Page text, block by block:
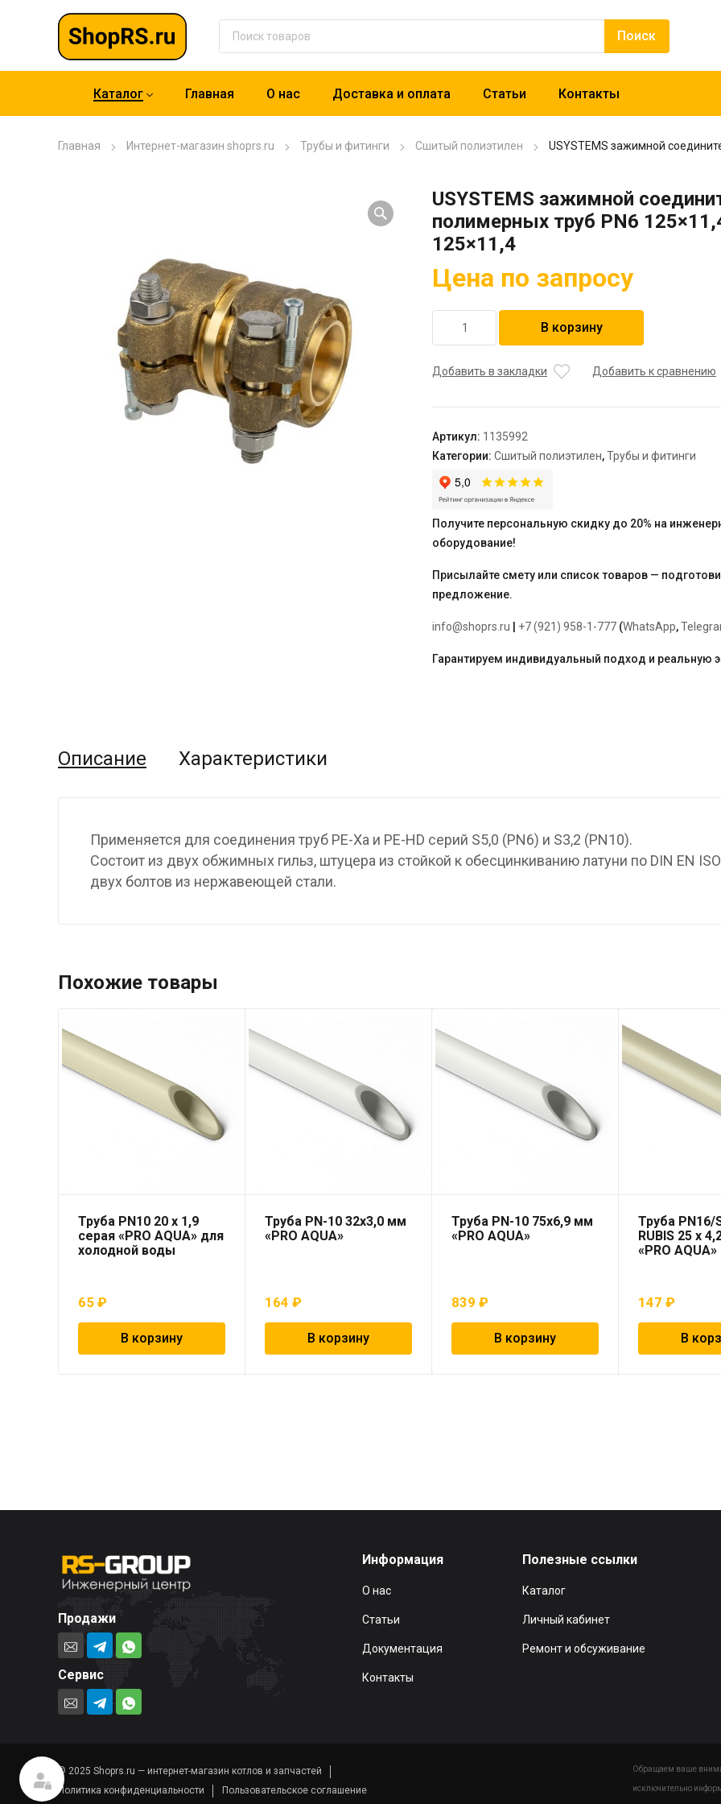
Каталог Главная О нас Доставка и оплата Статьи Контакты
Главная Интернет-магазин shoprs.ru Трубы и фитинги Сшитый полиэтилен USYSTEMS зажимной
USYSTEMS зажимной
полимерных труб PN6
125×11,4
Цена по запросу
товара
зажимной
труб
PN6
125x11,4-
125x11,4
В корзину
Добавить в закладки Добавить к сравнению
Артикул: 1135992
Категории: Сшитый полиэтилен,Трубы и фитинги
Получите персональную скидку до 20% на
оборудование!
Присылайте смету или список товаров —
предложение.
info@shoprs.ru +7 (921) 958-1-777 (WhatsApp,
Гарантируем индивидуальный подход и реальную
Описание Характеристики
Применяется для соединения труб PE-Xa и PE-HD серий S5,0 (PN6) и S3,2 (PN10).
Состоит из двух обжимных гильз, штуцера из стойкой к обесцинкиванию латуни по DIN EN
двух болтов из нержавеющей стали.
Похожие товары
Труба PN10 20 x 1,9
серая «PRO AQUA» для
холодной воды
65 ₽
В корзину
Труба PN-10 32х3,0 мм
«PRO AQUA»
164₽
В корзину
Труба PN-10 75х6,9 мм
«PRO AQUA»
839₽
В корзину
Труба PN16/
RUBIS 25 x
«PRO AQUA»
147₽
В
Продажи
Сервис
Информация
О нас
Статьи
Документация
Контакты
Полезные ссылки
Каталог
Личный кабинет
Ремонт и обсуживание
© 2025 Shoprs.ru — интернет-магазин котлов и запчастей
Политика конфиденциальности
Пользовательское соглашение
Обращаем ваше
исключительно